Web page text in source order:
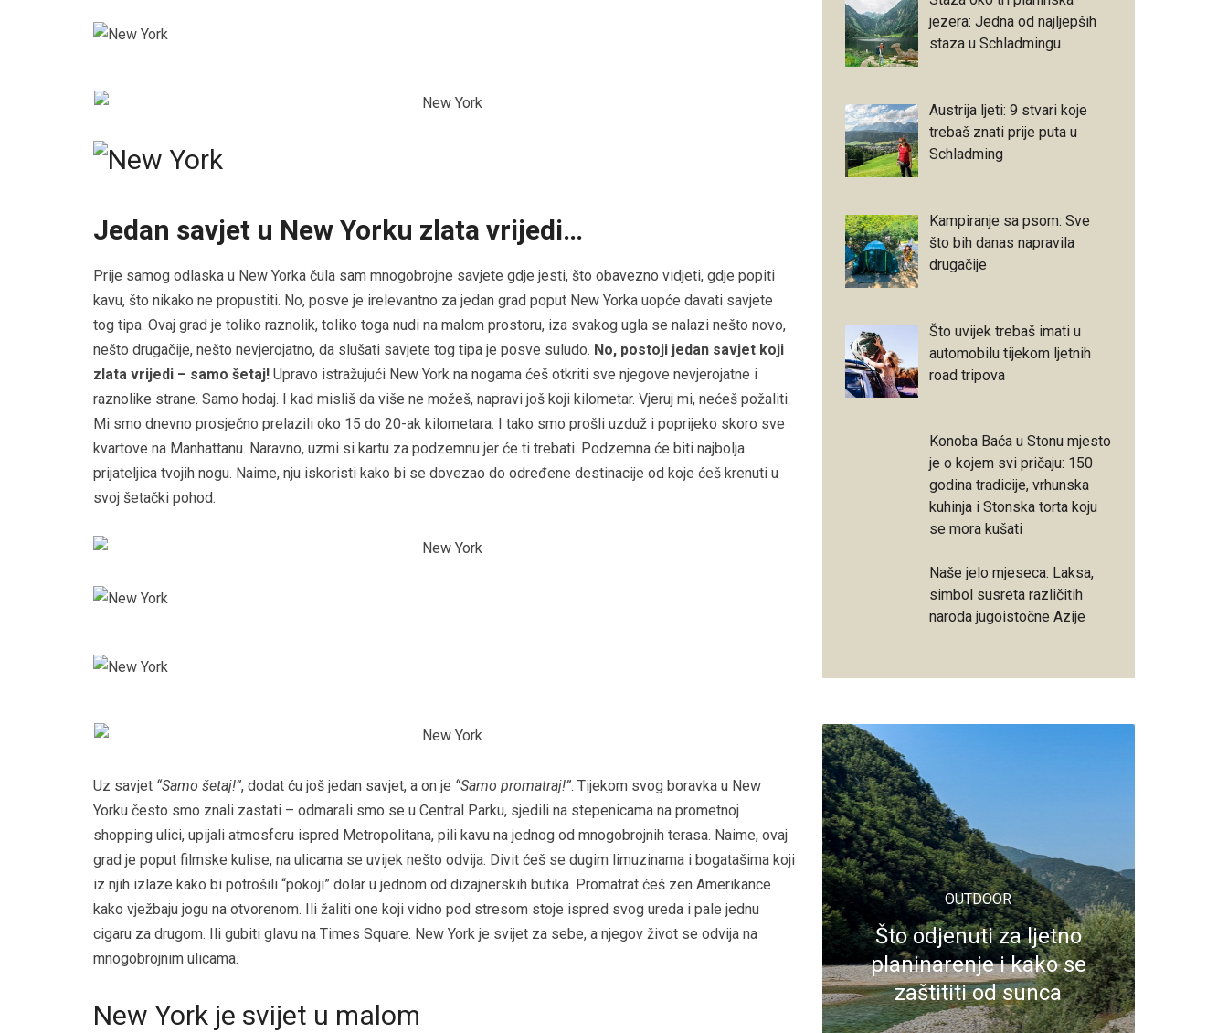
Jedan savjet u New Yorku zlata vrijedi…
Prije samog odlaska u New Yorka čula sam mnogobrojne savjete gdje jesti, što obavezno vidjeti, gdje popiti
kavu, što nikako ne propustiti. No, posve je irelevantno za jedan grad poput New Yorka uopće davati savjete
tog tipa. Ovaj grad je toliko raznolik, toliko toga nudi na malom prostoru, iza svakog ugla se nalazi nešto novo,
nešto drugačije, nešto nevjerojatno, da slušati savjete tog tipa je posve suludo. No, postoji jedan savjet koji
zlata vrijedi – samo šetaj! Upravo istražujući New York na nogama ćeš otkriti sve njegove nevjerojatne i
raznolike strane. Samo hodaj. I kad misliš da više ne možeš, napravi još koji kilometar. Vjeruj mi, nećeš požaliti.
Mi smo dnevno prosječno prelazili oko 15 do 20-ak kilometara. I tako smo prošli uzduž i poprijeko skoro sve
kvartove na Manhattanu. Naravno, uzmi si kartu za podzemnu jer će ti trebati. Podzemna će biti najbolja
prijateljica tvojih nogu. Naime, nju iskoristi kako bi se dovezao do određene destinacije od koje ćeš krenuti u
svoj šetački pohod.
Uz savjet “Samo šetaj!”, dodat ću još jedan savjet, a on je “Samo promatraj!”. Tijekom svog boravka u New
Yorku često smo znali zastati – odmarali smo se u Central Parku, sjedili na stepenicama na prometnoj
shopping ulici, upijali atmosferu ispred Metropolitana, pili kavu na jednog od mnogobrojnih terasa. Naime, ovaj
grad je poput filmske kulise, na ulicama se uvijek nešto odvija. Divit ćeš se dugim limuzinama i bogatašima koji
iz njih izlaze kako bi potrošili “pokoji” dolar u jednom od dizajnerskih butika. Promatrat ćeš zen Amerikance
kako vježbaju jogu na otvorenom. Ili žaliti one koji vidno pod stresom stoje ispred svog ureda i pale jednu
cigaru za drugom. Ili gubiti glavu na Times Square. New York je svijet za sebe, a njegov život se odvija na
mnogobrojnim ulicama.
New York je svijet u malom
jezera: Jedna od najljepših
staza u Schladmingu
Austrija ljeti: 9 stvari koje
trebaš znati prije puta u
Schladming
Kampiranje sa psom: Sve
što bih danas napravila
drugačije
Što uvijek trebaš imati u
automobilu tijekom ljetnih
road tripova
Konoba Baća u Stonu mjesto
je o kojem svi pričaju: 150
godina tradicije, vrhunska
kuhinja i Stonska torta koju
se mora kušati
Naše jelo mjeseca: Laksa,
simbol susreta različitih
naroda jugoistočne Azije
OUTDOOR
Što odjenuti za ljetno
planinarenje i kako se
zaštititi od sunca